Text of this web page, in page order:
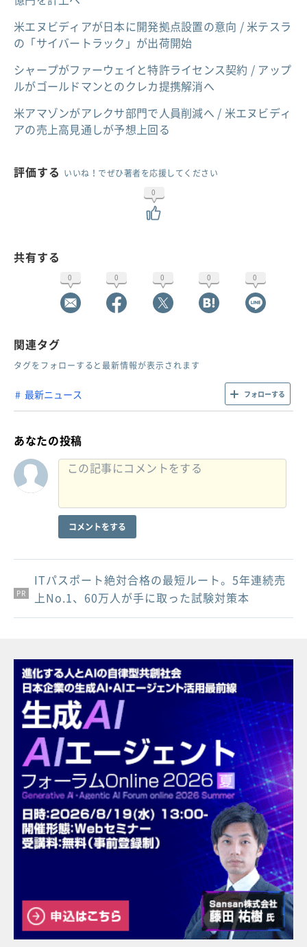
米エヌビディアが日本に開発拠点設置の意向 / 米テスラ
の「サイバートラック」が出荷開始
シャープがファーウェイと特許ライセンス契約 / アップ
ルがゴールドマンとのクレカ提携解消へ
米アマゾンがアレクサ部門で人員削減へ / 米エヌビディ
アの売上高見通しが予想上回る
評価する いいね！でぜひ著者を応援してください
0
共有する
0 0 0 0 0
関連タグ
タグをフォローすると最新情報が表示されます
最新ニュース フォローする
あなたの投稿
コメントをする
PR
PR
PR
ITパスポート絶対合格の最短ルート。5年連続売
上No.1、60万人が手に取った試験対策本